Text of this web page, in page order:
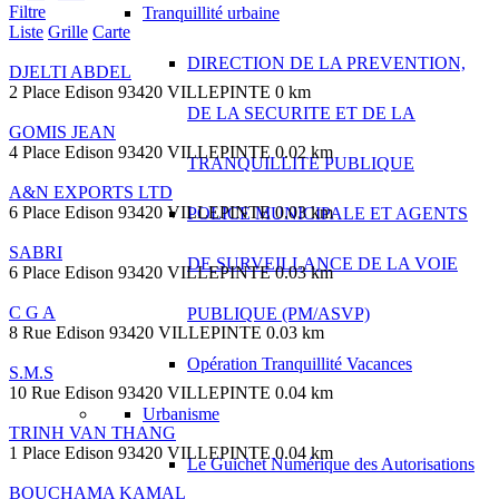
Tranquillité urbaine
DIRECTION DE LA PREVENTION,
DE LA SECURITE ET DE LA
TRANQUILLITE PUBLIQUE
POLICE MUNICIPALE ET AGENTS
DE SURVEILLANCE DE LA VOIE
PUBLIQUE (PM/ASVP)
Opération Tranquillité Vacances
Urbanisme
Le Guichet Numérique des Autorisations
Filtre
Liste Grille Carte
DJELTI ABDEL
2 Place Edison 93420 VILLEPINTE 0 km
GOMIS JEAN
4 Place Edison 93420 VILLEPINTE 0.02 km
A&N EXPORTS LTD
6 Place Edison 93420 VILLEPINTE 0.03 km
SABRI
6 Place Edison 93420 VILLEPINTE 0.03 km
C G A
8 Rue Edison 93420 VILLEPINTE 0.03 km
S.M.S
10 Rue Edison 93420 VILLEPINTE 0.04 km
TRINH VAN THANG
1 Place Edison 93420 VILLEPINTE 0.04 km
BOUCHAMA KAMAL